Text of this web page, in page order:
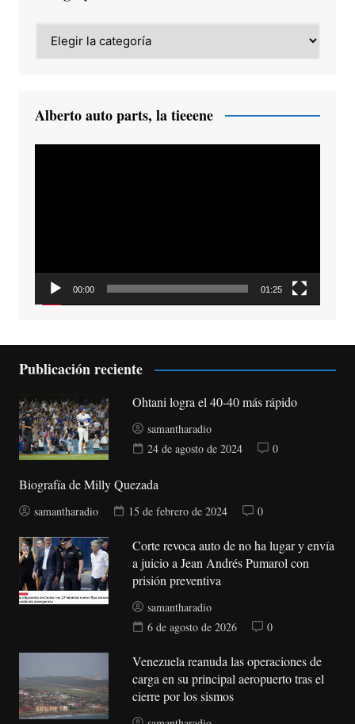
Alberto auto parts, la tieeene
00:00 01:25
Publicación reciente
Ohtani logra el 40-40 más rápido
samantharadio
24 de agosto de 2024
0
Biografía de Milly Quezada
samantharadio 15 de febrero de 2024 0
Corte revoca auto de no ha lugar y envía
a juicio a Jean Andrés Pumarol con
prisión preventiva
samantharadio
6 de agosto de 2026
0
Venezuela reanuda las operaciones de
carga en su principal aeropuerto tras el
cierre por los sismos